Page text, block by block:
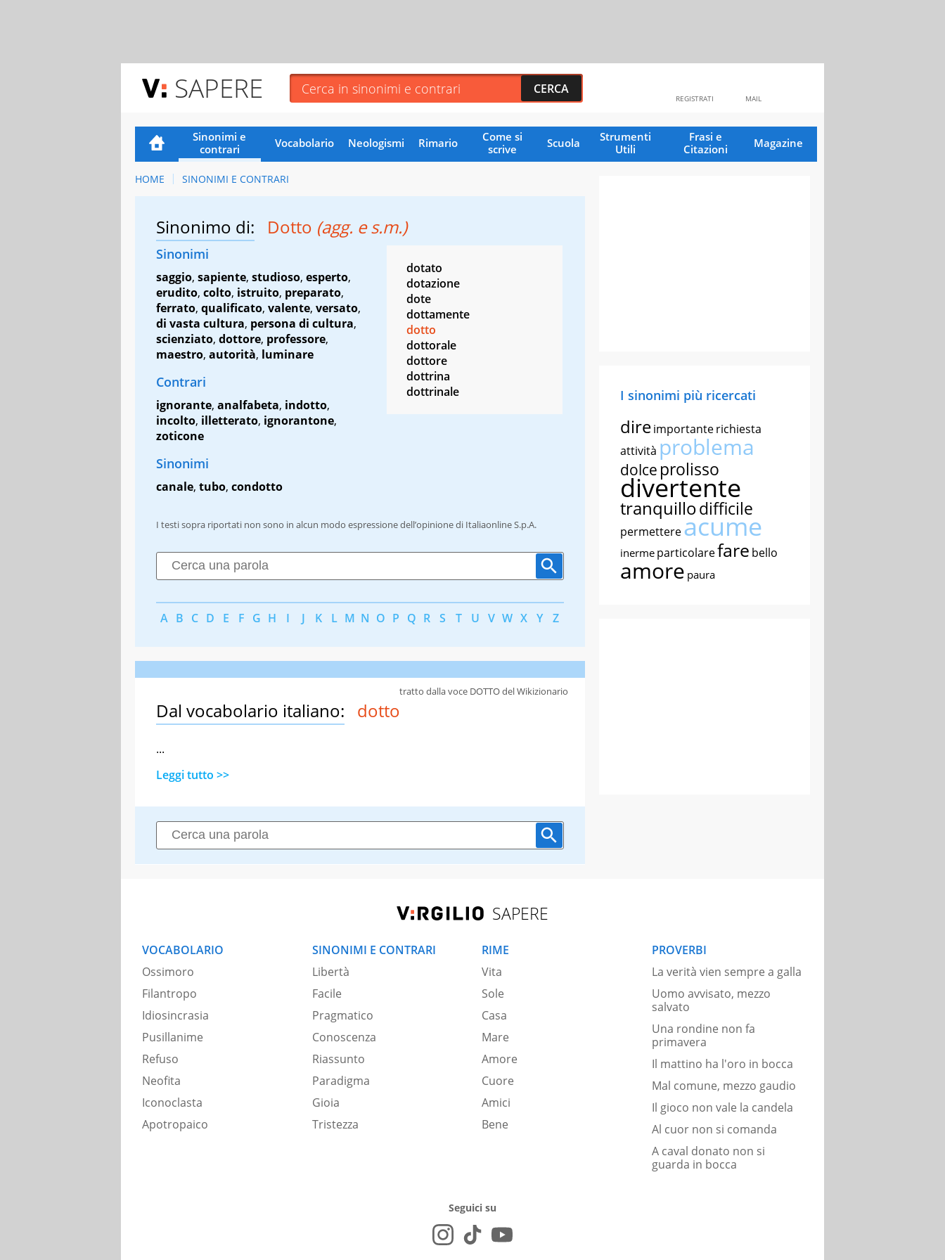
SAPERE MAIL
REGISTRATI
Sinonimi e
contrari
Vocabolario Neologismi Rimario
Come si
scrive
Scuola
Strumenti
Utili
Frasi e
Citazioni
Magazine
HOME SINONIMI E CONTRARI
Sinonimo di: Dotto (agg. e s.m.)
Sinonimi
saggio, sapiente, studioso, esperto,
erudito, colto, istruito, preparato,
ferrato, qualificato, valente, versato,
di vasta cultura, persona di cultura,
scienziato, dottore, professore,
maestro, autorità, luminare
Contrari
ignorante, analfabeta, indotto,
incolto, illetterato, ignorantone,
zoticone
Sinonimi
canale, tubo, condotto
dotato
dotazione
dote
dottamente
dotto
dottorale
dottore
dottrina
dottrinale
I testi sopra riportati non sono in alcun modo espressione dell’opinione di Italiaonline S.p.A.
A B C D E F G H I J K L M N O P Q R S T U V W X Y Z
Dal vocabolario italiano: dotto
...
Leggi tutto >>
tratto dalla voce DOTTO del Wikizionario
I sinonimi più ricercati
direimportanterichiesta
attività problema
dolce prolisso
divertente
tranquillodifficile
permettereacume
inerme particolarefare bello
amore paura
SAPERE
VOCABOLARIO
Ossimoro
Filantropo
Idiosincrasia
Pusillanime
Refuso
Neofita
Iconoclasta
Apotropaico
SINONIMI E CONTRARI
Libertà
Facile
Pragmatico
Conoscenza
Riassunto
Paradigma
Gioia
Tristezza
RIME
Vita
Sole
Casa
Mare
Amore
Cuore
Amici
Bene
PROVERBI
La verità vien sempre a galla
Uomo avvisato, mezzo
salvato
Una rondine non fa
primavera
Il mattino ha l'oro in bocca
Mal comune, mezzo gaudio
Il gioco non vale la candela
Al cuor non si comanda
A caval donato non si
guarda in bocca
Seguici su